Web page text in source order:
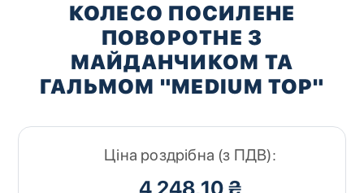
зображень
КОЛЕСО ПОСИЛЕНЕ
ПОВОРОТНЕ З
МАЙДАНЧИКОМ ТА
ГАЛЬМОМ "MEDIUM TOP"
Ціна роздрібна (з ПДВ):
4 248,10 ₴